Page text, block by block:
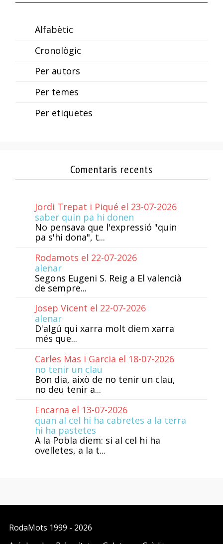
Alfabètic
Cronològic
Per autors
Per temes
Per etiquetes
Comentaris recents
Jordi Trepat i Piqué el 23-07-2026
saber quin pa hi donen
No pensava que l'expressió "quin
pa s'hi dona", t...
Rodamots el 22-07-2026
alenar
Segons Eugeni S. Reig a El valencià
de sempre...
Josep Vicent el 22-07-2026
alenar
D'algú qui xarra molt diem xarra
més que...
Carles Mas i Garcia el 18-07-2026
no tenir un clau
Bon dia, això de no tenir un clau,
no deu tenir a...
Encarna el 13-07-2026
quan al cel hi ha cabretes a la terra
hi ha pastetes
A la Pobla diem: si al cel hi ha
ovelletes, a la t...
RodaMots 1999 - 2026